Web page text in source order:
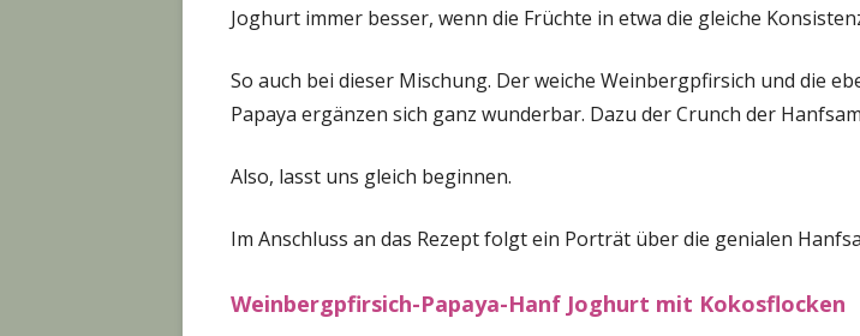
Joghurt immer besser, wenn die Früchte in etwa die gleiche
So auch bei dieser Mischung. Der weiche Weinbergpfirsich und die
Papaya ergänzen sich ganz wunderbar. Dazu der Crunch der
Also, lasst uns gleich beginnen.
Im Anschluss an das Rezept folgt ein Porträt über die genialen
Weinbergpfirsich-Papaya-Hanf Joghurt mit Kokosflocken